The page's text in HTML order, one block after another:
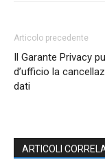
Articolo precedente
Il Garante Privacy
d’ufficio la
dati
ARTICOLI